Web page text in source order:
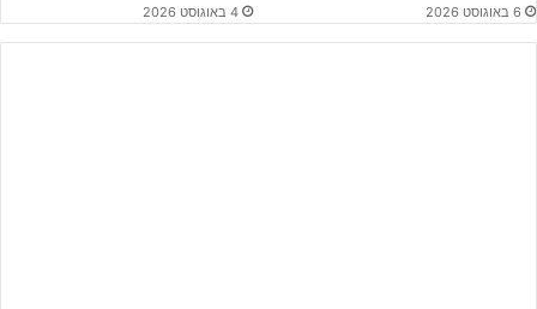
6 באוגוסט 2026 4 באוגוסט 2026